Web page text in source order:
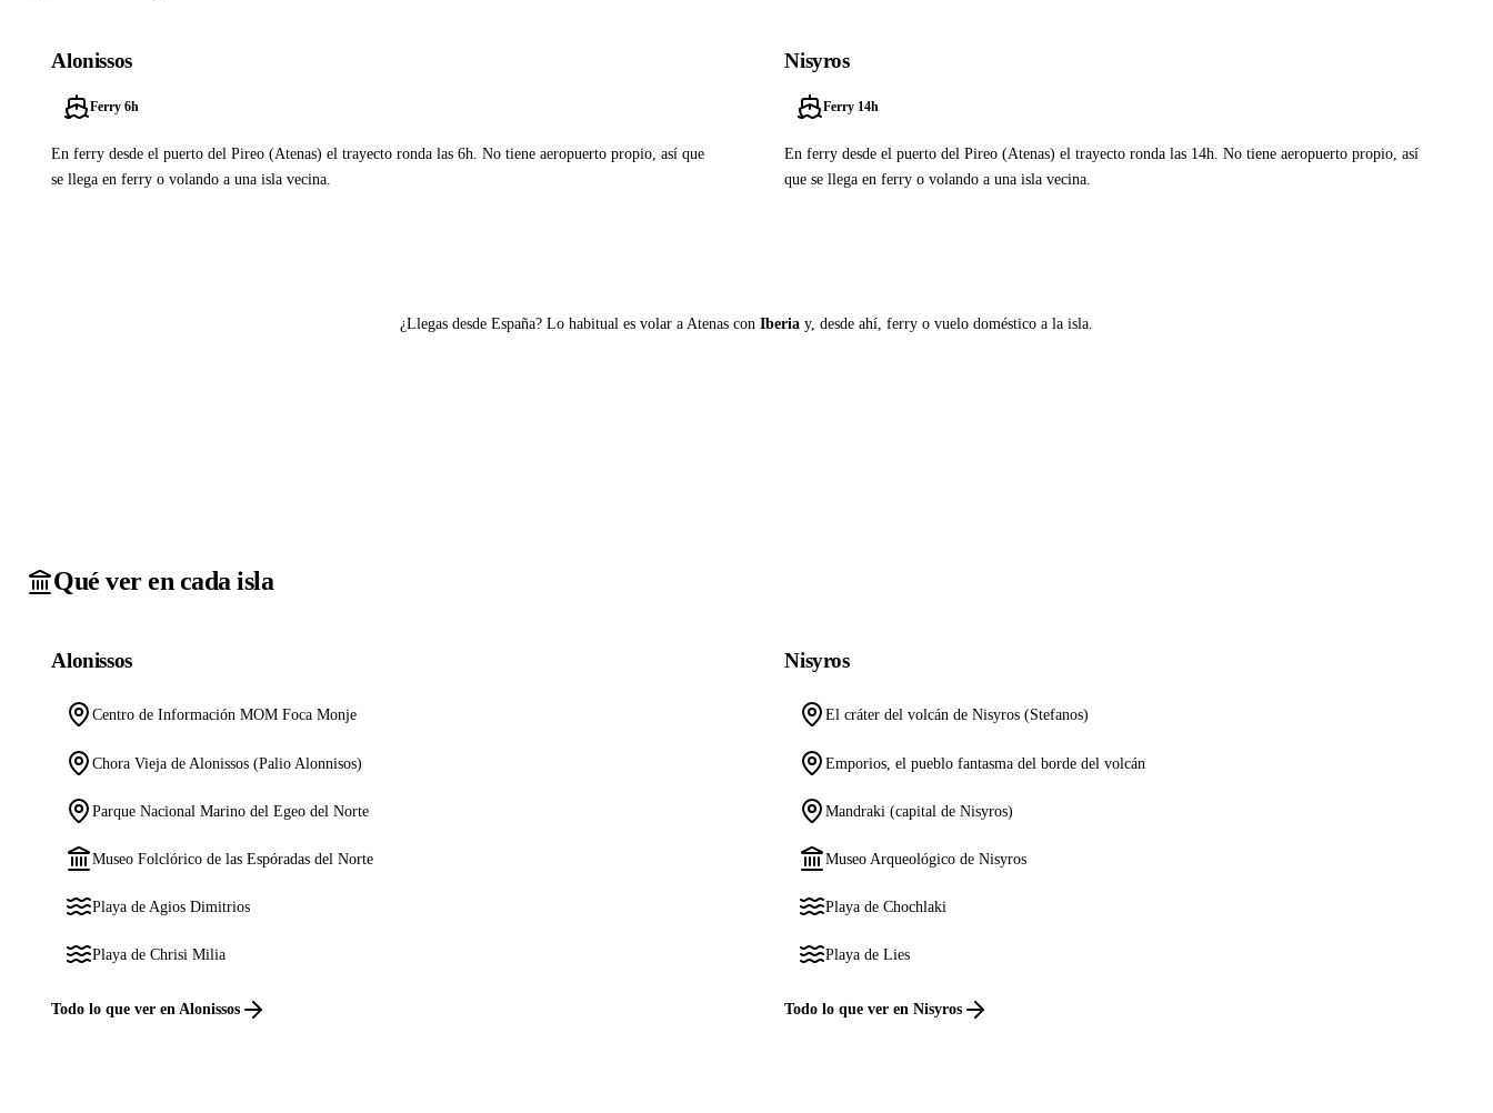
Alonissos
Ferry 6h
En ferry desde el puerto del Pireo (Atenas) el trayecto ronda las 6h. No tiene aeropuerto propio, así que
se llega en ferry o volando a una isla vecina.
Nisyros
Ferry 14h
En ferry desde el puerto del Pireo (Atenas) el trayecto ronda las 14h. No tiene aeropuerto propio, así
que se llega en ferry o volando a una isla vecina.
¿Llegas desde España? Lo habitual es volar a Atenas con Iberia y, desde ahí, ferry o vuelo doméstico a la isla.
Qué ver en cada isla
Alonissos
Centro de Información MOM Foca Monje
Chora Vieja de Alonissos (Palio Alonnisos)
Parque Nacional Marino del Egeo del Norte
Museo Folclórico de las Espóradas del Norte
Playa de Agios Dimitrios
Playa de Chrisi Milia
Todo lo que ver en Alonissos
Nisyros
El cráter del volcán de Nisyros (Stefanos)
Emporios, el pueblo fantasma del borde del volcán
Mandraki (capital de Nisyros)
Museo Arqueológico de Nisyros
Playa de Chochlaki
Playa de Lies
Todo lo que ver en Nisyros